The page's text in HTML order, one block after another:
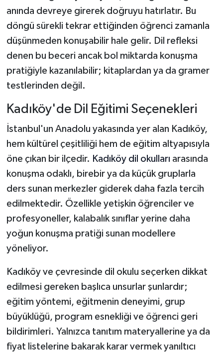
anında devreye girerek doğruyu hatırlatır. Bu
döngü sürekli tekrar ettiğinden öğrenci zamanla
düşünmeden konuşabilir hale gelir. Dil refleksi
denen bu beceri ancak bol miktarda konuşma
pratiğiyle kazanılabilir; kitaplardan ya da gramer
testlerinden değil.
Kadıköy'de Dil Eğitimi Seçenekleri
İstanbul'un Anadolu yakasında yer alan Kadıköy,
hem kültürel çeşitliliği hem de eğitim altyapısıyla
öne çıkan bir ilçedir. Kadıköy dil okulları arasında
konuşma odaklı, birebir ya da küçük gruplarla
ders sunan merkezler giderek daha fazla tercih
edilmektedir. Özellikle yetişkin öğrenciler ve
profesyoneller, kalabalık sınıflar yerine daha
yoğun konuşma pratiği sunan modellere
yöneliyor.
Kadıköy ve çevresinde dil okulu seçerken dikkat
edilmesi gereken başlıca unsurlar şunlardır;
eğitim yöntemi, eğitmenin deneyimi, grup
büyüklüğü, program esnekliği ve öğrenci geri
bildirimleri. Yalnızca tanıtım materyallerine ya da
fiyat listelerine bakarak karar vermek yanıltıcı